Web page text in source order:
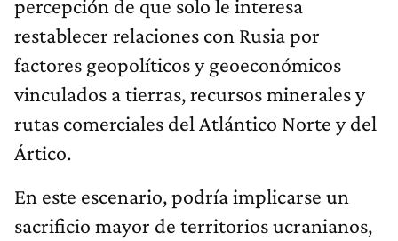
percepción de que solo le interesa
restablecer relaciones con Rusia por
factores geopolíticos y geoeconómicos
vinculados a tierras, recursos minerales y
rutas comerciales del Atlántico Norte y del
Ártico.
En este escenario, podría implicarse un
sacrificio mayor de territorios ucranianos,